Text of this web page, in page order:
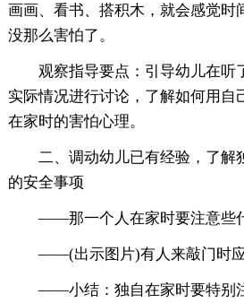
画画、看书、搭积木，就会感觉时
没那么害怕了。
观察指导要点：引导幼儿在听
实际情况进行讨论，了解如何用自
在家时的害怕心理。
二、调动幼儿已有经验，了解
的安全事项
——那一个人在家时要注意些
——(出示图片)有人来敲门时
——小结：独自在家时要特别